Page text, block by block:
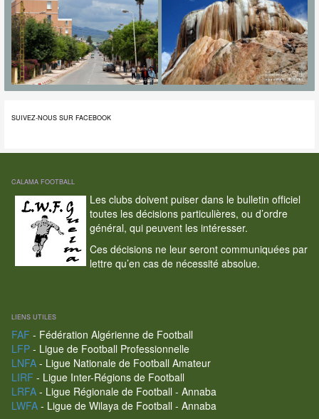
SUIVEZ-NOUS SUR FACEBOOK
CALAMA FOOTBALL
Les clubs doivent puiser dans le bulletin officiel
toutes les décisions particulières, ou d’ordre
général, qui peuvent les intéresser.
Ces décisions ne leur seront communiquées par
lettre qu’en cas de nécessité absolue.
LIENS UTILES
FAF - Fédération Algérienne de Football
LFP- Ligue de Football Professionnelle
LNFA- Ligue Nationale de Football Amateur
LIRF - Ligue Inter-Régions de Football
LRFA- Ligue Régionale de Football - Annaba
LWFA- Ligue de Wilaya de Football - Annaba